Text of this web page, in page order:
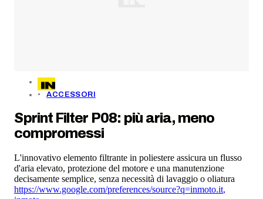
ACCESSORI
Sprint Filter P08: più aria, meno
compromessi
L'innovativo elemento filtrante in poliestere assicura un flusso
d'aria elevato, protezione del motore e una manutenzione
decisamente semplice, senza necessità di lavaggio o oliatura
https://www.google.com/preferences/source?q=inmoto.it,